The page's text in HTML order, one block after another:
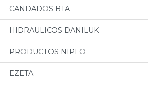
CANDADOS BTA
HIDRAULICOS DANILUK
PRODUCTOS NIPLO
EZETA